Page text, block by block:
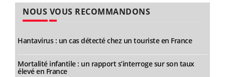
NOUS VOUS RECOMMANDONS
Hantavirus : un cas détecté chez un touriste en France
Mortalité infantile : un rapport s’interroge sur son taux
élevé en France